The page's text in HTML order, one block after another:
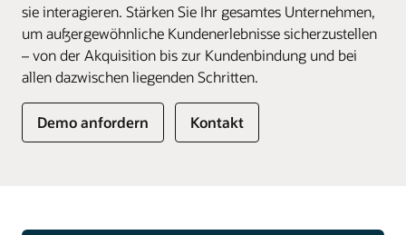
sie interagieren. Stärken Sie Ihr gesamtes Unternehmen,
um außergewöhnliche Kundenerlebnisse sicherzustellen
– von der Akquisition bis zur Kundenbindung und bei
allen dazwischen liegenden Schritten.
Demo anfordern Kontakt